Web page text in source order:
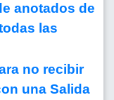
anotados de
las
no recibir
una Salida